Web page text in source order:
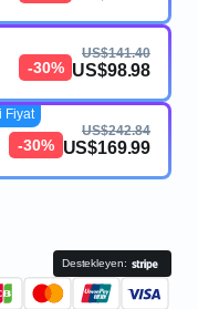
-30%
US$141.40
US$98.98
-30%
US$242.84
US$169.99
Fiyat
Destekleyen: